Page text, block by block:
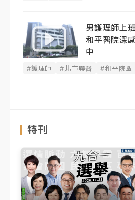
男護理師上
和平醫院深
中
#護理師 #北市聯醫 #和平院區
特刊